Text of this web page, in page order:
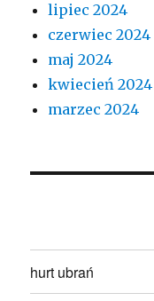
lipiec 2024
czerwiec 2024
maj 2024
kwiecień 2024
marzec 2024
hurt ubrań